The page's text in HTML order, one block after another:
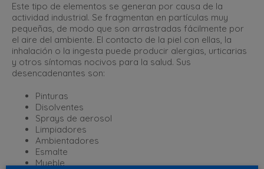
Este tipo de elementos se generan por causa de la
actividad industrial. Se fragmentan en partículas muy
pequeñas, de modo que son arrastradas fácilmente por
el aire del ambiente. El contacto de la piel con ellas, la
inhalación o la ingesta puede producir alergias, urticarias
y otros síntomas nocivos para la salud. Sus
desencadenantes son:
Pinturas
Disolventes
Sprays de aerosol
Limpiadores
Ambientadores
Esmalte
Mueble